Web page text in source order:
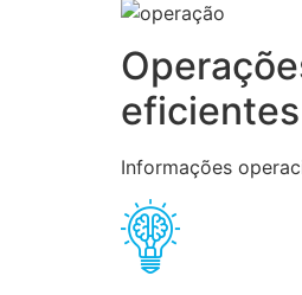
eficientes
Informações